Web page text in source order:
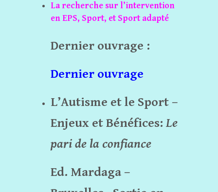
La recherche sur l’intervention
en EPS, Sport, et Sport adapté
Dernier ouvrage :
Dernier ouvrage
L’Autisme et le Sport –
Enjeux et Bénéfices: Le
pari de la confiance
Ed. Mardaga –